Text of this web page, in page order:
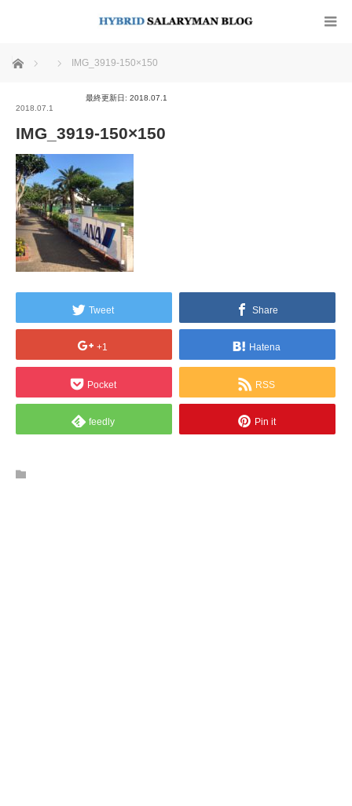
ホーム IMG_3919-150×150
2018.07.1
最終更新日: 2018.07.1
IMG_3919-150×150
Tweet Share
+1 Hatena
Pocket RSS
feedly Pin it